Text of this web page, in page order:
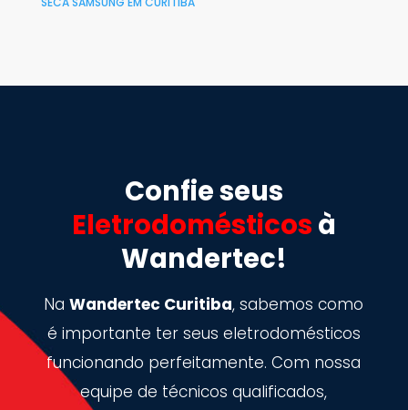
Confie seus
Eletrodomésticos à
Wandertec!
NaWandertec Curitiba, sabemos como
é importante ter seus eletrodomésticos
funcionando perfeitamente. Com nossa
equipe de técnicos qualificados,